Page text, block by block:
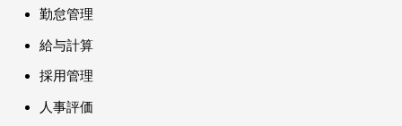
勤怠管理
給与計算
採用管理
人事評価